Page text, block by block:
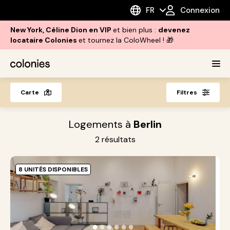
FR Connexion
New York, Céline Dion en VIP et bien plus : devenez
locataire Colonies et tournez la ColoWheel ! 🎁
Carte Filtres
Logements à Berlin
2 résultats
●●●●●●
8 UNITÉS DISPONIBLES